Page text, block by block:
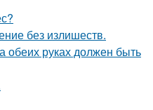
без излишеств.
обеих руках должен быть